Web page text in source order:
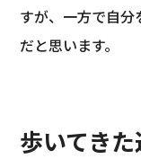
すが、一方で自
だと思います。
歩いてき